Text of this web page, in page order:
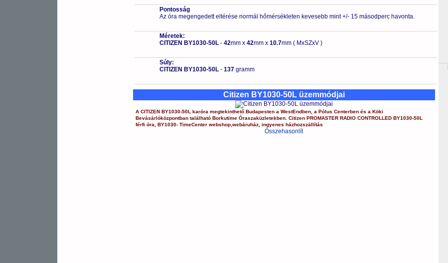
Pontosság
Az óra megengedett eltérése normál hőmérsékleten kevesebb mint +/- 15 másodperc havonta.
Méretek:
CITIZEN BY1030-50L- 42mm x 42mm x 10.7mm ( MxSZxV )
Súly:
CITIZEN BY1030-50L- 137 gramm
Citizen BY1030-50L üzemmódjai
A CITIZEN BY1030-50L karóra megtekinthető Budapesten a WestEndben, a Pólus Centerbenés a Köki
Bevásárlóközpontbantalálható Borkutime Óraszaküzletekben. Citizen PROMASTER RADIO CONTROLLED BY1030-50L
férfi óra
BY1030- TimeCenter webshop, webáruház, ingyenes házhozszállítás
Összehasonlít